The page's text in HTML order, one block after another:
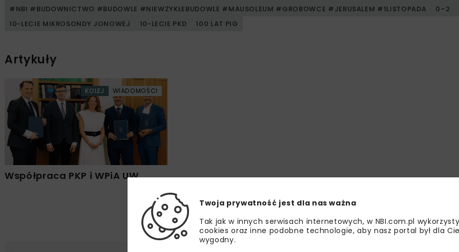
#NBI #BUDOWNICTWO #BUDOWLE #NIEWZYKŁEBUDOWLE #MAUSOLEUM #GROBOWCE #JERUSALEM #1LISTOPADA
0–2
10-LECIE MIKROSONDY JONOWEJ
10-LECIE PKD 100 LAT PIG
Artykuły
KOLEJ WIADOMOŚCI
Współpraca PKP i WPiA UW
Twoja prywatność jest dla nas ważna
Tak jak w innych serwisach internetowych, w NBI.com.pl
cookies oraz inne podobne technologie, aby nasz portal był dla
wygodny.